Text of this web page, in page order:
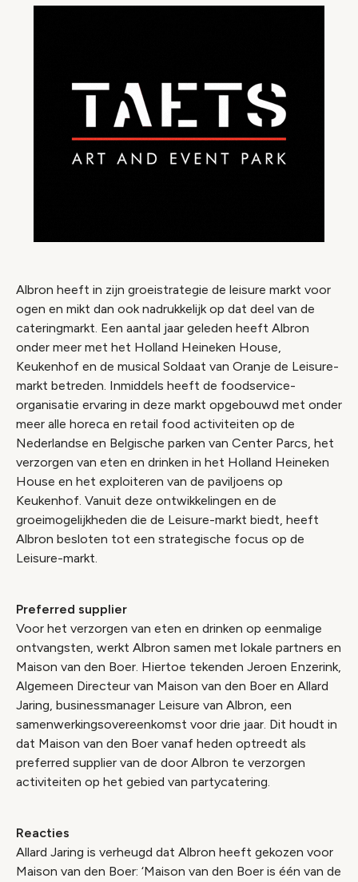
Albron heeft in zijn groeistrategie de leisure markt voor
ogen en mikt dan ook nadrukkelijk op dat deel van de
cateringmarkt. Een aantal jaar geleden heeft Albron
onder meer met het Holland Heineken House,
Keukenhof en de musical Soldaat van Oranje de Leisure-
markt betreden. Inmiddels heeft de foodservice-
organisatie ervaring in deze markt opgebouwd met onder
meer alle horeca en retail food activiteiten op de
Nederlandse en Belgische parken van Center Parcs, het
verzorgen van eten en drinken in het Holland Heineken
House en het exploiteren van de paviljoens op
Keukenhof. Vanuit deze ontwikkelingen en de
groeimogelijkheden die de Leisure-markt biedt, heeft
Albron besloten tot een strategische focus op de
Leisure-markt.
Preferred supplier
Voor het verzorgen van eten en drinken op eenmalige
ontvangsten, werkt Albron samen met lokale partners en
Maison van den Boer. Hiertoe tekenden Jeroen Enzerink,
Algemeen Directeur van Maison van den Boer en Allard
Jaring, businessmanager Leisure van Albron, een
samenwerkingsovereenkomst voor drie jaar. Dit houdt in
dat Maison van den Boer vanaf heden optreedt als
preferred supplier van de door Albron te verzorgen
activiteiten op het gebied van partycatering.
Reacties
Allard Jaring is verheugd dat Albron heeft gekozen voor
Maison van den Boer: ‘Maison van den Boer is één van de